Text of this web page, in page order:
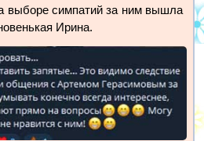
выборе симпатий за ним вышла
Ирина.